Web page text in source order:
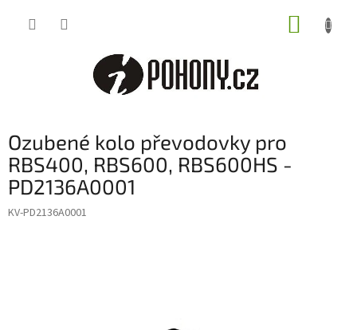
Ozubené kolo převodovky pro
RBS400, RBS600, RBS600HS -
PD2136A0001
KV-PD2136A0001